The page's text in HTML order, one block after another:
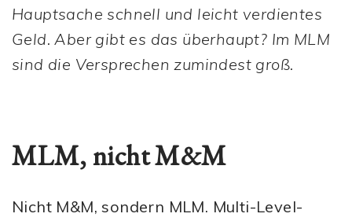
Hauptsache schnell und leicht verdientes
Geld. Aber gibt es das überhaupt? Im MLM
sind die Versprechen zumindest groß.
MLM, nicht M&M
Nicht M&M, sondern MLM. Multi-Level-